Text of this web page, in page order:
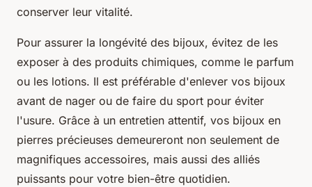
conserver leur vitalité.
Pour assurer la longévité des bijoux, évitez de les
exposer à des produits chimiques, comme le parfum
ou les lotions. Il est préférable d'enlever vos bijoux
avant de nager ou de faire du sport pour éviter
l'usure. Grâce à un entretien attentif, vos bijoux en
pierres précieuses demeureront non seulement de
magnifiques accessoires, mais aussi des alliés
puissants pour votre bien-être quotidien.